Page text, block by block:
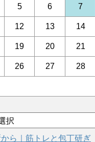
5 6 7
12 13 14
19 20 21
26 27 28
ら｜筋トレと包丁研ぎ